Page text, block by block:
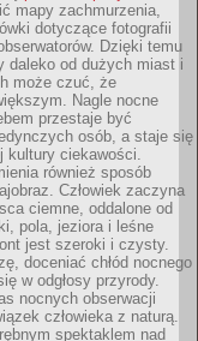
mapy zachmurzenia,
dotyczące fotografii
Dzięki temu
daleko od dużych miast i
może czuć, że
Nagle nocne
przestaje być
osób, a staje się
kultury ciekawości.
również sposób
Człowiek zaczyna
ciemne, oddalone od
pola, jeziora i leśne
jest szeroki i czysty.
doceniać chłód nocnego
w odgłosy przyrody.
nocnych obserwacji
człowieka z naturą.
spektaklem nad